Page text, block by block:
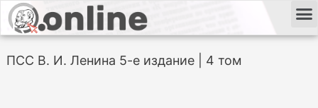
ПСС В. И. Ленина 5-е издание | 4 том